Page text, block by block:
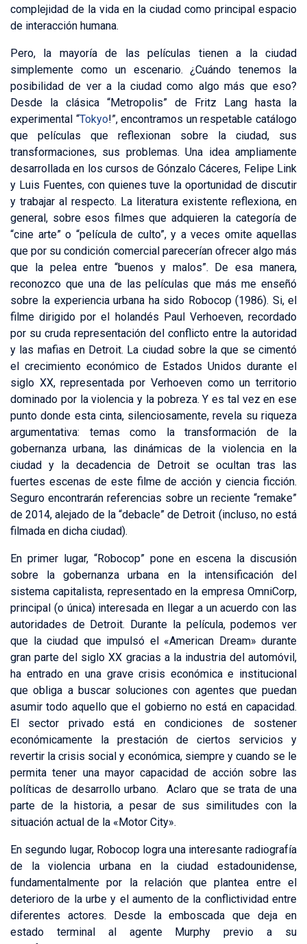
complejidad de la vida en la ciudad como principal espacio
de interacción humana.
Pero, la mayoría de las películas tienen a la ciudad
simplemente como un escenario. ¿Cuándo tenemos la
posibilidad de ver a la ciudad como algo más que eso?
Desde la clásica “Metropolis” de Fritz Lang hasta la
experimental “Tokyo!”, encontramos un respetable catálogo
que películas que reflexionan sobre la ciudad, sus
transformaciones, sus problemas. Una idea ampliamente
desarrollada en los cursos de Gónzalo Cáceres, Felipe Link
y Luis Fuentes, con quienes tuve la oportunidad de discutir
y trabajar al respecto. La literatura existente reflexiona, en
general, sobre esos filmes que adquieren la categoría de
“cine arte” o “película de culto”, y a veces omite aquellas
que por su condición comercial parecerían ofrecer algo más
que la pelea entre “buenos y malos”. De esa manera,
reconozco que una de las películas que más me enseñó
sobre la experiencia urbana ha sido Robocop (1986). Si, el
filme dirigido por el holandés Paul Verhoeven, recordado
por su cruda representación del conflicto entre la autoridad
y las mafias en Detroit. La ciudad sobre la que se cimentó
el crecimiento económico de Estados Unidos durante el
siglo XX, representada por Verhoeven como un territorio
dominado por la violencia y la pobreza. Y es tal vez en ese
punto donde esta cinta, silenciosamente, revela su riqueza
argumentativa: temas como la transformación de la
gobernanza urbana, las dinámicas de la violencia en la
ciudad y la decadencia de Detroit se ocultan tras las
fuertes escenas de este filme de acción y ciencia ficción.
Seguro encontrarán referencias sobre un reciente “remake”
de 2014, alejado de la “debacle” de Detroit (incluso, no está
filmada en dicha ciudad).
En primer lugar, “Robocop” pone en escena la discusión
sobre la gobernanza urbana en la intensificación del
sistema capitalista, representado en la empresa OmniCorp,
principal (o única) interesada en llegar a un acuerdo con las
autoridades de Detroit. Durante la película, podemos ver
que la ciudad que impulsó el «American Dream» durante
gran parte del siglo XX gracias a la industria del automóvil,
ha entrado en una grave crisis económica e institucional
que obliga a buscar soluciones con agentes que puedan
asumir todo aquello que el gobierno no está en capacidad.
El sector privado está en condiciones de sostener
económicamente la prestación de ciertos servicios y
revertir la crisis social y económica, siempre y cuando se le
permita tener una mayor capacidad de acción sobre las
políticas de desarrollo urbano. Aclaro que se trata de una
parte de la historia, a pesar de sus similitudes con la
situación actual de la «Motor City».
En segundo lugar, Robocop logra una interesante radiografía
de la violencia urbana en la ciudad estadounidense,
fundamentalmente por la relación que plantea entre el
deterioro de la urbe y el aumento de la conflictividad entre
diferentes actores. Desde la emboscada que deja en
estado terminal al agente Murphy previo a su